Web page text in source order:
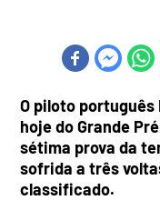
O piloto português
hoje do Grande
sétima prova da
sofrida a três
classificado.